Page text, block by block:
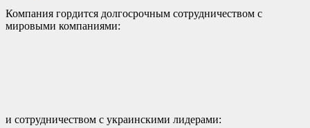
Компания гордится долгосрочным сотрудничеством с
мировыми компаниями:
и сотрудничеством с украинскими лидерами: